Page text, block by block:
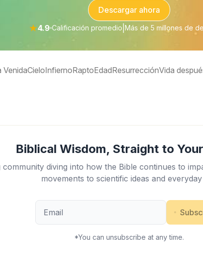
Descargar ahora
★4.9 Calificación promedio Más de 5 millones de
VenidaCieloInfiernoRaptoEdadResurrecciónVida
Biblical Wisdom, Straight to
community diving into how the Bible continues to
movements to scientific ideas and
*You can unsubscribe at any time.